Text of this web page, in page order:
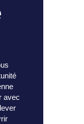
avec